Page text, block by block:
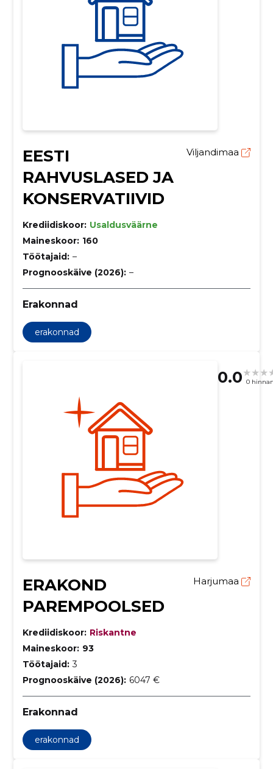
EESTI
RAHVUSLASED JA
KONSERVATIIVID
Viljandimaa
Krediidiskoor: Usaldusväärne
Maineskoor: 160
Töötajaid: –
Prognooskäive (2026): –
Erakonnad
erakonnad
0.0 0
ERAKOND
PAREMPOOLSED
Harjumaa
Krediidiskoor: Riskantne
Maineskoor: 93
Töötajaid: 3
Prognooskäive (2026): 6047 €
Erakonnad
erakonnad